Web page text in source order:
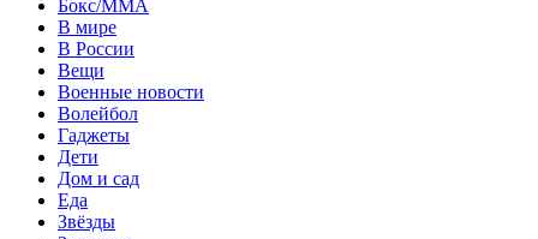
Бокс/MMA
В мире
В России
Вещи
Военные новости
Волейбол
Гаджеты
Дети
Дом и сад
Еда
Звёзды